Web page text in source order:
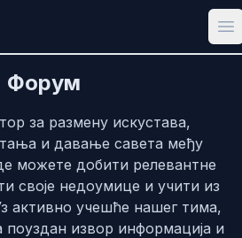
Форум
за размену искустава,
и давање савета међу
можете добити релевантне
своје недоумице и учити из
активно учешће нашег тима,
извор информација и